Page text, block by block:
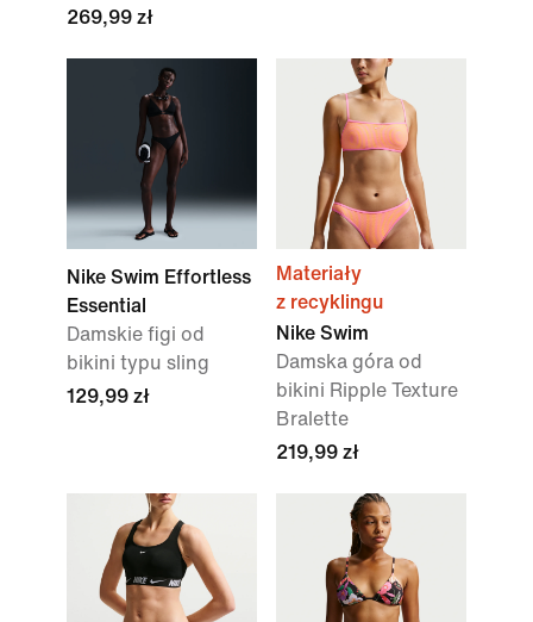
269,99 zł
Nike Swim Effortless
Essential
Damskie figi od
bikini typu sling
129,99 zł
Materiały
z recyklingu
Nike Swim
Damska góra od
bikini Ripple Texture
Bralette
219,99 zł